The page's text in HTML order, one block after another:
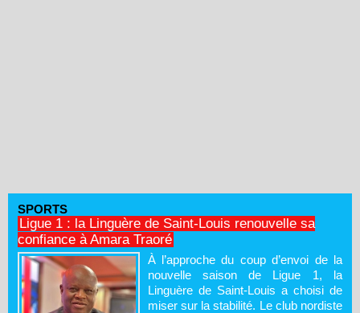
SPORTS
Ligue 1 : la Linguère de Saint-Louis renouvelle sa
confiance à Amara Traoré
À l’approche du coup d’envoi de la
nouvelle saison de Ligue 1, la
Linguère de Saint-Louis a choisi de
miser sur la stabilité. Le club nordiste